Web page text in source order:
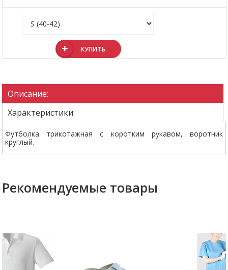
КУПИТЬ
Описание:
Характеристики:
Футболка трикотажная с коротким рукавом, воротник
круглый.
Рекомендуемые товары